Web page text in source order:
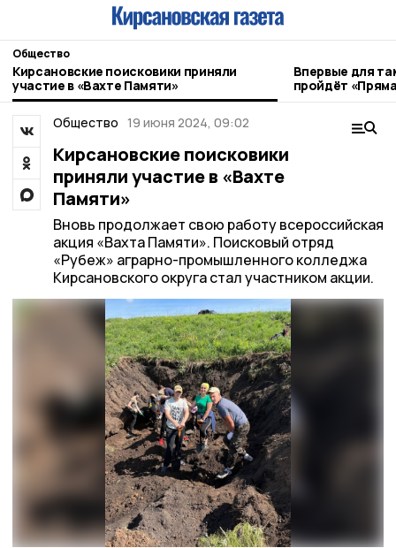
Общество
Кирсановские поисковики приняли
участие в «Вахте Памяти»
Впервые для
пройдёт
Общество 19 июня 2024, 09:02
Кирсановские поисковики
приняли участие в «Вахте
Памяти»
Вновь продолжает свою работу всероссийская
акция «Вахта Памяти». Поисковый отряд
«Рубеж» аграрно-промышленного колледжа
Кирсановского округа стал участником акции.